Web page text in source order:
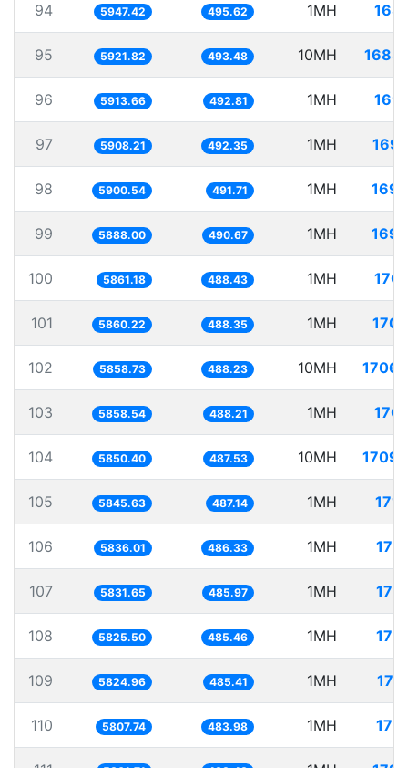
94 5947.42 495.62 1MH
95 5921.82 493.48 10MH
96 5913.66 492.81 1MH
97 5908.21 492.35 1MH
98 5900.54 491.71 1MH
99 5888.00 490.67 1MH
100 5861.18 488.43 1MH
101 5860.22 488.35 1MH
102 5858.73 488.23 10MH
103 5858.54 488.21 1MH
104 5850.40 487.53 10MH
105 5845.63 487.14 1MH
106 5836.01 486.33 1MH
107 5831.65 485.97 1MH
108 5825.50 485.46 1MH
109 5824.96 485.41 1MH
110 5807.74 483.98 1MH